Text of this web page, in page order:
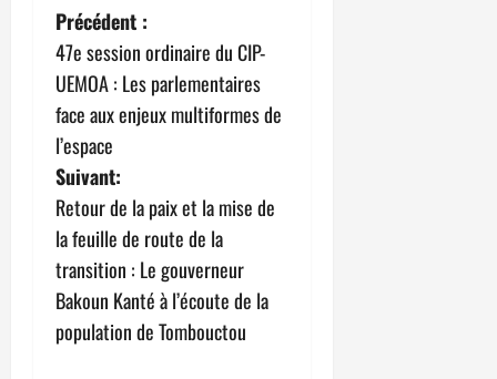
N
a
v
i
g
a
t
i
Précédent :
47e session ordinaire du CIP-
UEMOA : Les parlementaires
face aux enjeux multiformes de
l’espace
Suivant:
Retour de la paix et la mise de
la feuille de route de la
transition : Le gouverneur
Bakoun Kanté à l’écoute de la
population de Tombouctou